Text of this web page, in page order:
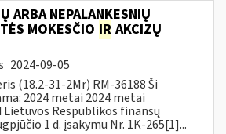
ARBA NEPALANKESNIŲ
MOKESČIO IR AKCIZŲ
2024-09-05
(18.2-31-2Mr) RM-36188 Ši
2024 metai 2024 metai
Respublikos finansų
1 d. įsakymu Nr. 1K-265[1]...